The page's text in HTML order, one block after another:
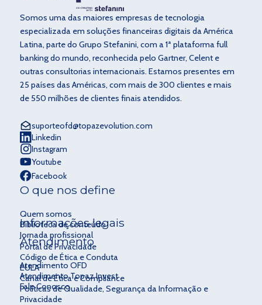
Somos uma das maiores empresas de tecnologia
especializada em soluções financeiras digitais da América
Latina, parte do Grupo Stefanini, com a 1ª plataforma full
banking do mundo, reconhecida pelo Gartner, Celent e
outras consultorias internacionais. Estamos presentes em
25 países das Américas, com mais de 300 clientes e mais
de 550 milhões de clientes finais atendidos.
suporteofd@topazevolution.com
Linkedin
Instagram
Youtube
Facebook
O que nos define
Quem somos
Biblioteca de conteúdo
Jornada profissional
Atendimento
Atendimento OFD
Atendimento Topaz Invest
Fale Conosco
Informações legais
Portal de Privacidade
Código de Ética e Conduta
EULA
Canal de Ética e Compliance
Políticas de Qualidade, Segurança da Informação e
Privacidade